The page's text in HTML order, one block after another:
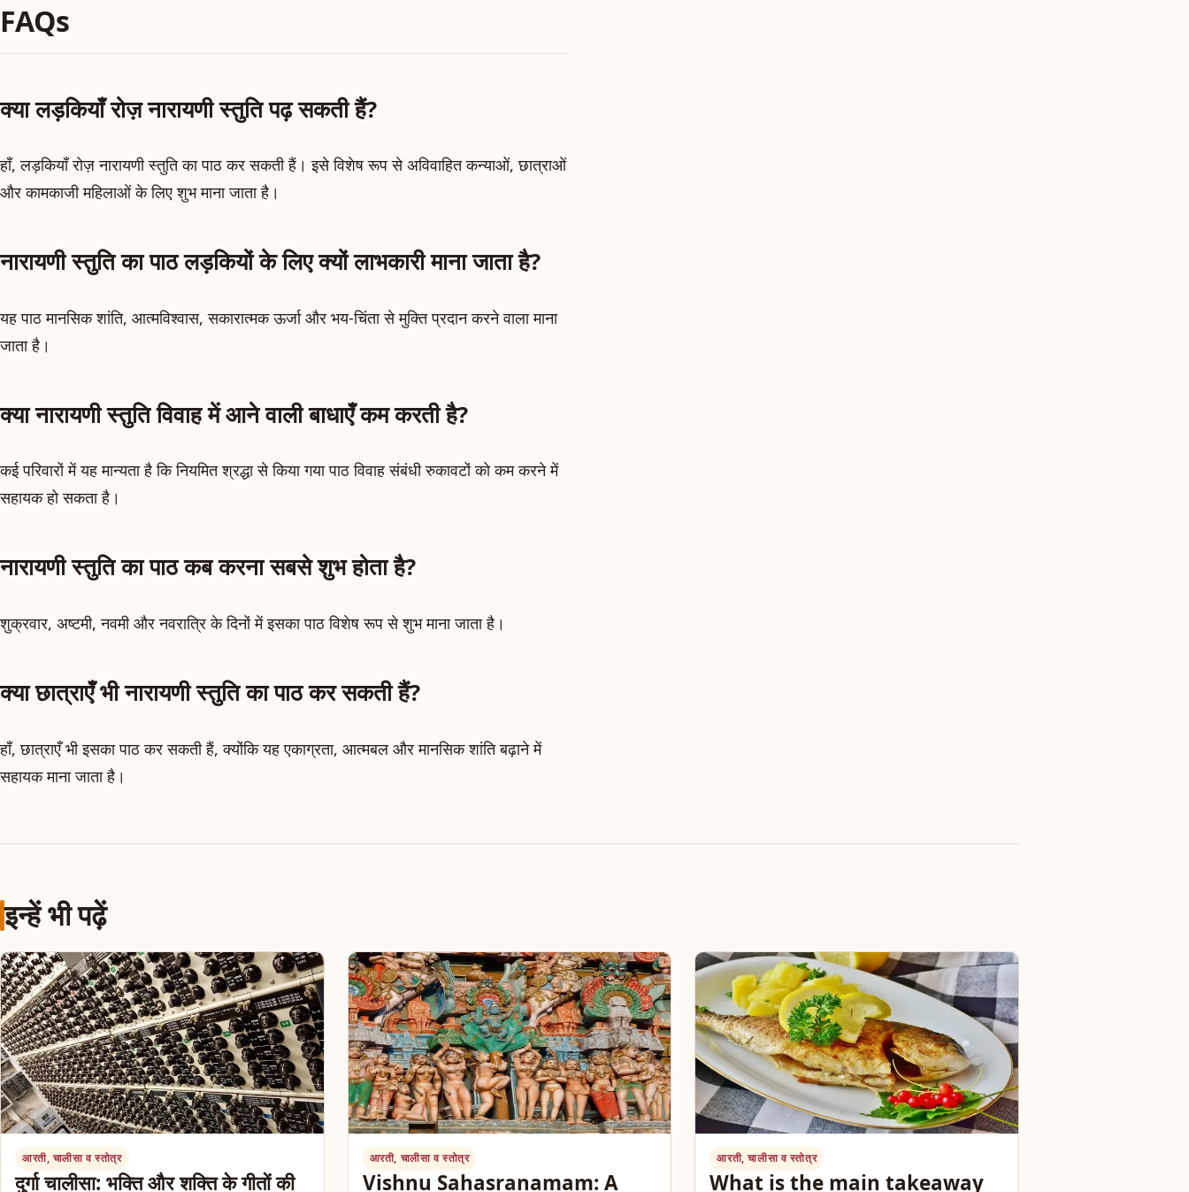
FAQs
क्या लड़कियाँ रोज़ नारायणी स्तुति पढ़ सकती हैं?
हाँ, लड़कियाँ रोज़ नारायणी स्तुति का पाठ कर सकती हैं। इसे विशेष रूप से अविवाहित कन्याओं, छात्राओं
और कामकाजी महिलाओं के लिए शुभ माना जाता है।
नारायणी स्तुति का पाठ लड़कियों के लिए क्यों लाभकारी माना जाता है?
यह पाठ मानसिक शांति, आत्मविश्वास, सकारात्मक ऊर्जा और भय-चिंता से मुक्ति प्रदान करने वाला माना
जाता है।
क्या नारायणी स्तुति विवाह में आने वाली बाधाएँ कम करती है?
कई परिवारों में यह मान्यता है कि नियमित श्रद्धा से किया गया पाठ विवाह संबंधी रुकावटों को कम करने में
सहायक हो सकता है।
नारायणी स्तुति का पाठ कब करना सबसे शुभ होता है?
शुक्रवार, अष्टमी, नवमी और नवरात्रि के दिनों में इसका पाठ विशेष रूप से शुभ माना जाता है।
क्या छात्राएँ भी नारायणी स्तुति का पाठ कर सकती हैं?
हाँ, छात्राएँ भी इसका पाठ कर सकती हैं, क्योंकि यह एकाग्रता, आत्मबल और मानसिक शांति बढ़ाने में
सहायक माना जाता है।
इन्हें भी पढ़ें
आरती, चालीसा व स्तोत्र
दुर्गा चालीसा: भक्ति और शक्ति के गीतों की
आरती, चालीसा व स्तोत्र
Vishnu Sahasranamam: A
आरती, चालीसा व स्तोत्र
What is the main takeaway